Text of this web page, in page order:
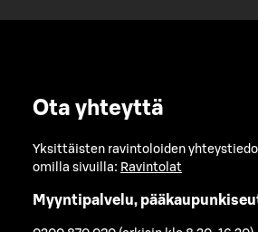
Ota yhteyttä
Yksittäisten ravintoloiden
omilla sivuilla: Ravintolat
Myyntipalvelu,